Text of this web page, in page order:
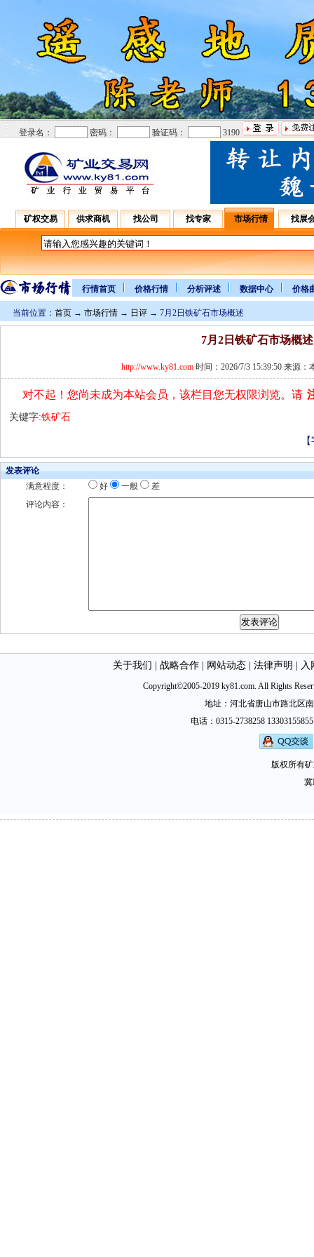
登录名： 密码： 验证码： 3190
矿权交易 供求商机 找公司 找专家 市场行情 找展
行情首页 价格行情 分析评述 数据中心 价格
当前位置： 首页 → 市场行情 → 日评 → 7月2日铁矿石市场概述
7月2日铁矿石市场概述
http://www.ky81.com时间：2026/7/3 15:39:50 来源：
对不起！您尚未成为本站会员，该栏目您无权限浏览。请
关键字:铁矿石
发表评论
满意程度：
好 一般
差
评论内容：
关于我们 战略合作| 网站动态| 法律声明 入
Copyright©2005-2019 ky81.com. All Rights
地址：河北省唐山市路北区
电话：0315-2738258
版权所有
冀